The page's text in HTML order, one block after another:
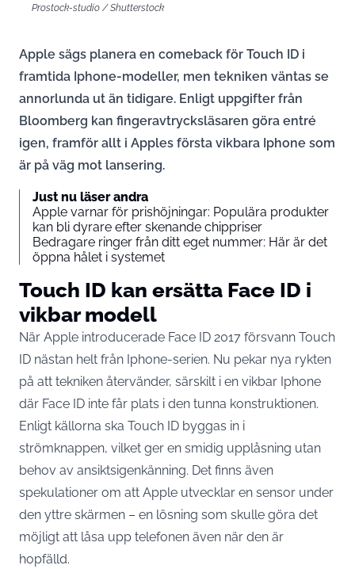
Prostock-studio / Shutterstock
Apple sägs planera en comeback för Touch ID i
framtida Iphone-modeller, men tekniken väntas se
annorlunda ut än tidigare. Enligt uppgifter från
Bloomberg kan fingeravtrycksläsaren göra entré
igen, framför allt i Apples första vikbara Iphone som
är på väg mot lansering.
Just nu läser andra
Apple varnar för prishöjningar: Populära produkter
kan bli dyrare efter skenande chippriser
Bedragare ringer från ditt eget nummer: Här är det
öppna hålet i systemet
Touch ID kan ersätta Face ID i
vikbar modell
När Apple introducerade Face ID 2017 försvann Touch
ID nästan helt från Iphone-serien. Nu pekar nya rykten
på att tekniken återvänder, särskilt i en vikbar Iphone
där Face ID inte får plats i den tunna konstruktionen.
Enligt källorna ska Touch ID byggas in i
strömknappen, vilket ger en smidig upplåsning utan
behov av ansiktsigenkänning. Det finns även
spekulationer om att Apple utvecklar en sensor under
den yttre skärmen – en lösning som skulle göra det
möjligt att låsa upp telefonen även när den är
hopfälld.